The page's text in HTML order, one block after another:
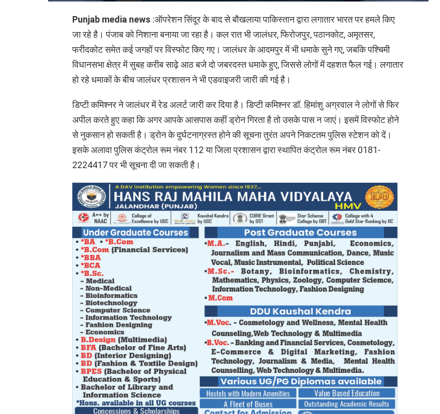
Punjab media news :ऑपरेशन सिंदूर के बाद से बौखलाया पाकिस्तान द्वारा लगातार भारत पर हमले किए
जा रहे है। पंजाब को निशाना बनाया जा रहा है। कल रात भी जालंधर, फिरोजपुर, पठानकोट, अमृतसर,
फरीदकोट समेत कई जगहों पर विस्फोट किए गए। जालंधर के आदमपुर में भी धमाके सुने गए, जबकि पश्चिमी
विधानसभा क्षेत्र में सुबह करीब साढ़े आठ बजे दो जबरदस्त धमाके हुए, जिससे लोगों में दहशत फैल गई। लगातार
हो रहे धमाकों के बीच जालंधर प्रशासन ने भी एडवाइजरी जारी की गई है।
डिप्टी कमिश्नर ने जालंधर में रेड अलर्ट जारी कर दिया है। डिप्टी कमिश्नर डॉ. हिमांशु अग्रवाल ने लोगों से फिर
अपील करते हुए कहा कि अगर आपके आसपास कहीं ड्रोन गिरता है तो उसके पास न जाएं। इसमें विस्फोट होने
से नुकसान हो सकती है। ड्रोन के दुर्घटनाग्रस्त होने की सूचना तुरंत अपने निकटतम पुलिस स्टेशन को दें।
इसके अलावा पुलिस कंट्रोल रूम नंबर 112 या जिला प्रशासन द्वारा स्थापित कंट्रोल रूम नंबर 0181-
2224417 पर भी सूचना दी जा सकती है।